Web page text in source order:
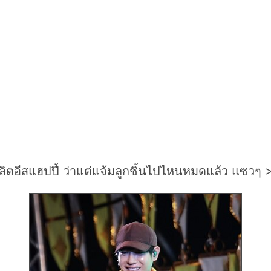
ตอีสแฮปปี้ ว่าแต่แจ้มลูกชิ้นไปไหนหมดแล้ว แซวๆ